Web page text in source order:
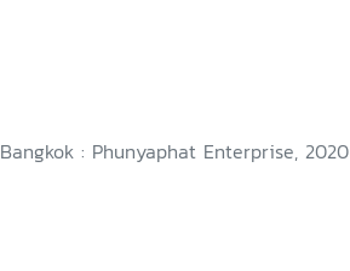
Bangkok : Phunyaphat Enterprise, 2020